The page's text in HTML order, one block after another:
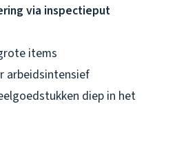
via inspectieput
items
arbeidsintensief
diep in het